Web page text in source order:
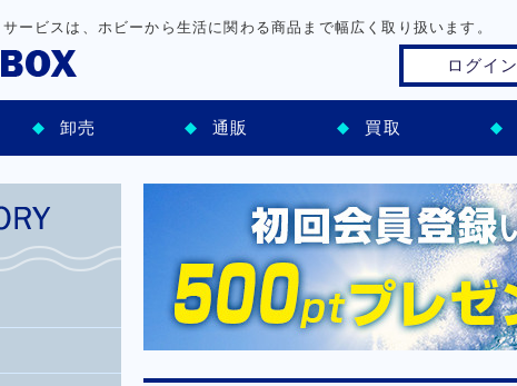
ービスは、ホビーから生活に関わる商品まで幅広く取り扱います。
ログイン
卸売 通販 買取